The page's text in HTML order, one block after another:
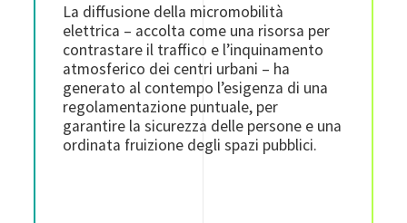
La diffusione della micromobilità
elettrica – accolta come una risorsa per
contrastare il traffico e l’inquinamento
atmosferico dei centri urbani – ha
generato al contempo l’esigenza di una
regolamentazione puntuale, per
garantire la sicurezza delle persone e una
ordinata fruizione degli spazi pubblici.